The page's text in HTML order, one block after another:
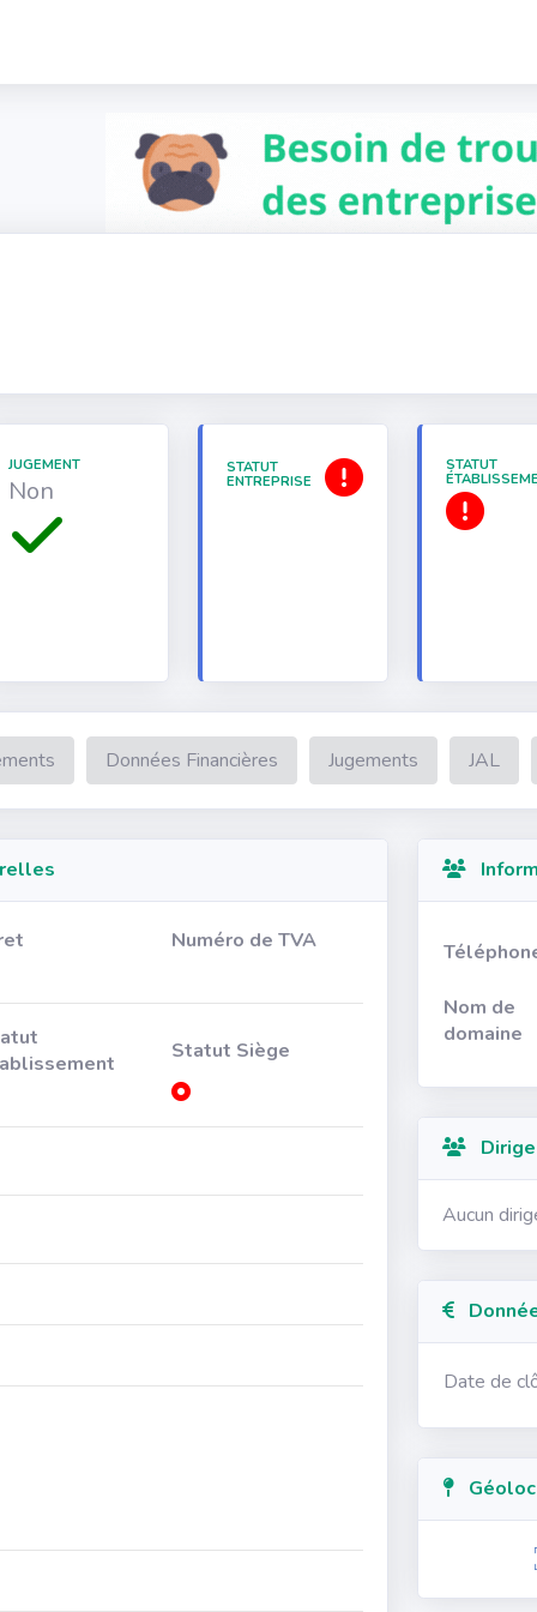
JUGEMENT
Non
STATUT
ENTREPRISE
STATUT
Données Financières Jugements JAL
Numéro de TVA
Statut Siège
Nom de
domaine
Aucun
Date de